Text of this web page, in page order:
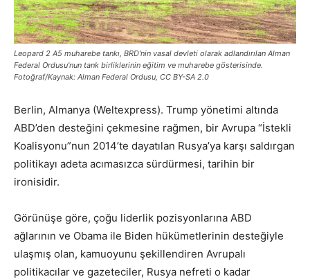
Leopard 2 A5 muharebe tankı, BRD'nin vasal devleti olarak adlandırılan Alman
Federal Ordusu'nun tank birliklerinin eğitim ve muharebe gösterisinde.
Fotoğraf/Kaynak: Alman Federal Ordusu, CC BY-SA 2.0
Berlin, Almanya (Weltexpress). Trump yönetimi altında
ABD’den desteğini çekmesine rağmen, bir Avrupa “İstekli
Koalisyonu”nun 2014’te dayatılan Rusya’ya karşı saldırgan
politikayı adeta acımasızca sürdürmesi, tarihin bir
ironisidir.
Görünüşe göre, çoğu liderlik pozisyonlarına ABD
ağlarının ve Obama ile Biden hükümetlerinin desteğiyle
ulaşmış olan, kamuoyunu şekillendiren Avrupalı
politikacılar ve gazeteciler, Rusya nefreti o kadar